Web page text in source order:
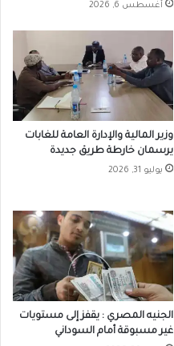
أغسطس 6, 2026
وزير المالية والإدارة العامة للغابات
يرسمان خارطة طريق جديدة
يوليو 31, 2026
الجنيه المصري : يقفز إلى مستويات
غير مسبوقة أمام السوداني